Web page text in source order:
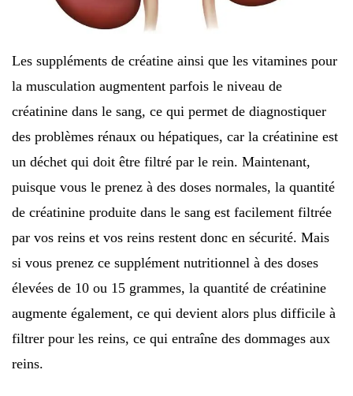
Les suppléments de créatine ainsi que les vitamines pour
la musculation augmentent parfois le niveau de
créatinine dans le sang, ce qui permet de diagnostiquer
des problèmes rénaux ou hépatiques, car la créatinine est
un déchet qui doit être filtré par le rein. Maintenant,
puisque vous le prenez à des doses normales, la quantité
de créatinine produite dans le sang est facilement filtrée
par vos reins et vos reins restent donc en sécurité. Mais
si vous prenez ce supplément nutritionnel à des doses
élevées de 10 ou 15 grammes, la quantité de créatinine
augmente également, ce qui devient alors plus difficile à
filtrer pour les reins, ce qui entraîne des dommages aux
reins.